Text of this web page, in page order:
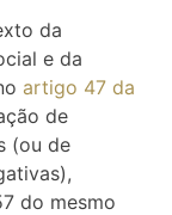
da
e da
artigo 47 da
de
(ou de
do mesmo